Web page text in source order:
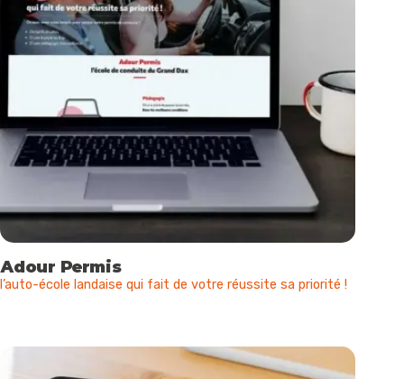
Adour Permis
l’auto-école landaise qui fait de votre réussite sa priorité !